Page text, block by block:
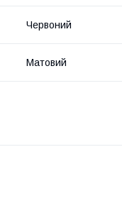
Червоний
Матовий